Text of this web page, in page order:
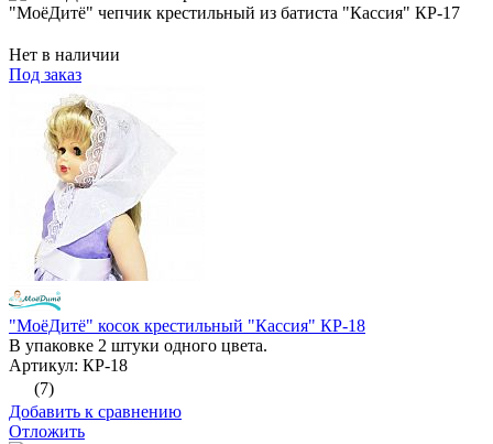
"МоёДитё" чепчик крестильный из батиста "Кассия" КР-17
Нет в наличии
Под заказ
"МоёДитё" косок крестильный "Кассия" КР-18
В упаковке 2 штуки одного цвета.
Артикул: КР-18
(7)
Добавить к сравнению
Отложить